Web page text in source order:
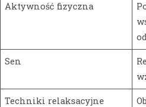
Aktywność fizyczna
Sen
Techniki relaksacyjne